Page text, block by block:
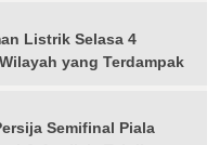
Listrik Selasa 4
yang Terdampak
Semifinal Piala